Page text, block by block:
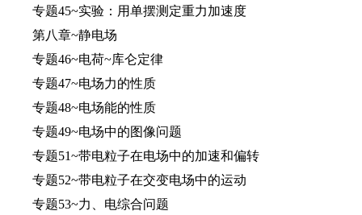
专题45~实验：用单摆测定重力加速度
第八章~静电场
专题46~电荷~库仑定律
专题47~电场力的性质
专题48~电场能的性质
专题49~电场中的图像问题
专题51~带电粒子在电场中的加速和偏转
专题52~带电粒子在交变电场中的运动
专题53~力、电综合问题